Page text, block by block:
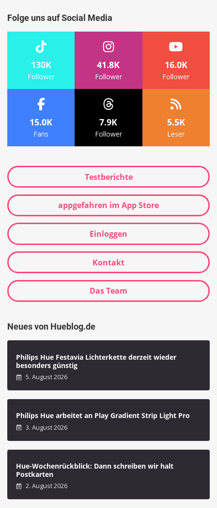
Folge uns auf Social Media
130K
Follower
41.8K
Follower
16.0K
Follower
15.0K
Fans
7.9K
Follower
5.5K
Leser
Testberichte
appgefahren im App Store
Einloggen
Kontakt
Das Team
Neues von Hueblog.de
Philips Hue Festavia Lichterkette derzeit wieder
besonders günstig
5. August 2026
Philips Hue arbeitet an Play Gradient Strip Light Pro
3. August 2026
Hue-Wochenrückblick: Dann schreiben wir halt
Postkarten
2. August 2026